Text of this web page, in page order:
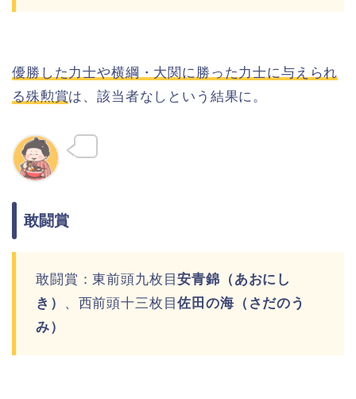
優勝した力士や横綱・大関に勝った力士に与えられ
る殊勲賞は、該当者なしという結果に。
敢闘賞
敢闘賞：東前頭九枚目安青錦（あおにし
き）
、西前頭十三枚目佐田の海（さだのう
み）